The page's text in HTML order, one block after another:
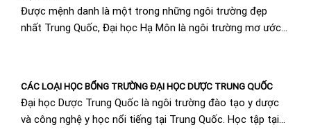
Được mệnh danh là một trong những ngôi trường đẹp
nhất Trung Quốc, Đại học Hạ Môn là ngôi trường mơ ước
CÁC LOẠI HỌC BỔNG TRƯỜNG ĐẠI HỌC DƯỢC TRUNG QUỐC
Đại học Dược Trung Quốc là ngôi trường đào tạo y dược
và công nghệ y học nổi tiếng tại Trung Quốc. Học tập tại...